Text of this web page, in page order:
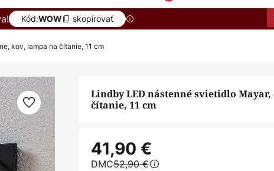
Kód:WOW skopírovať
kov, lampa na čítanie, 11 cm
Lindby LED nástenné svietidlo
čítanie, 11 cm
41,90 €
DMC52,90 €